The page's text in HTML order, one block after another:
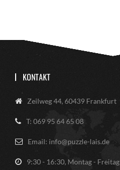
KONTAKT
Zeilweg 44, 60439 Frankfurt
T: 069 95 64 65 08
Email: info@puzzle-lais.de
9:30 - 16:30, Montag - Freitag